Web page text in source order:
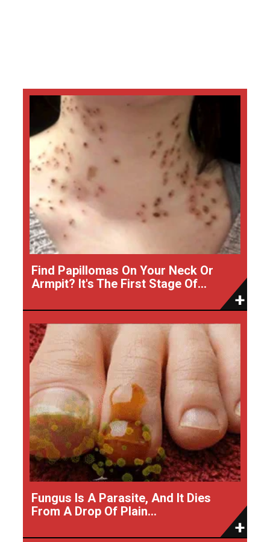
Find Papillomas On Your Neck Or
Armpit? It's The First Stage Of...
Fungus Is A Parasite, And It Dies
From A Drop Of Plain...